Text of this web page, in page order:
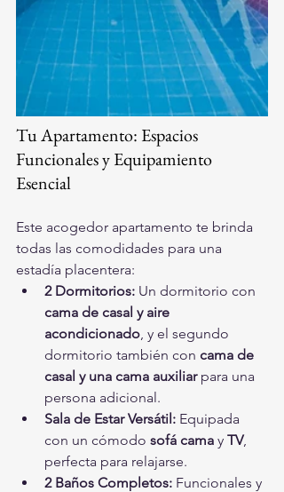
Tu Apartamento: Espacios
Funcionales y Equipamiento
Esencial
Este acogedor apartamento te brinda
todas las comodidades para una
estadía placentera:
2 Dormitorios: Un dormitorio con
cama de casal y aire
acondicionado , y el segundo
dormitorio también con cama de
casal y una cama auxiliar para una
persona adicional.
Sala de Estar Versátil: Equipada
con un cómodo sofá cama y TV,
perfecta para relajarse.
2 Baños Completos: Funcionales y